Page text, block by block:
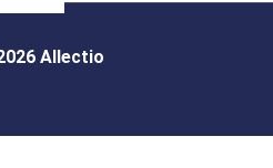
Allectio